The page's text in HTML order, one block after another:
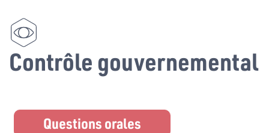
Contrôle gouvernemental
Questions orales